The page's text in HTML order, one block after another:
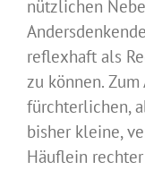
nützlichen
reflexhaft als
zu können.
fürchterlichen,
bisher kleine,
Häuflein